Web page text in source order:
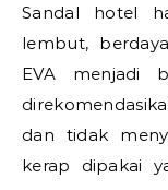
Sandal hotel
lembut,
EVA menjadi
dan tidak
kerap dipakai